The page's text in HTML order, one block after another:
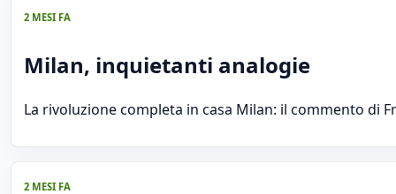
2 MESI FA
Milan, inquietanti analogie
La rivoluzione completa in casa Milan: il commento di
2 MESI FA